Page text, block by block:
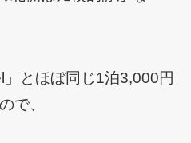
とほぼ同じ1泊3,000円
で、